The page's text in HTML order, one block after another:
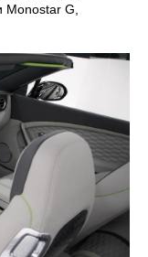
G,